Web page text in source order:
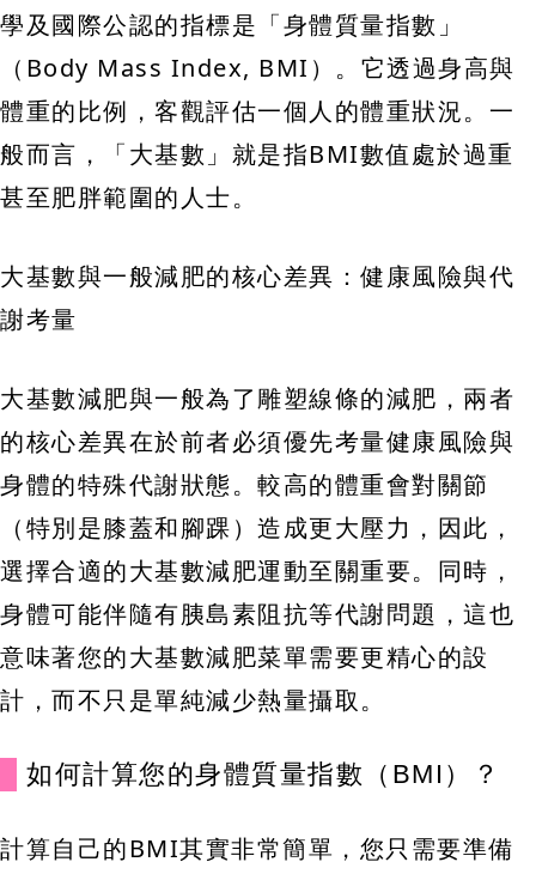
學及國際公認的指標是「身體質量指數」
（Body Mass Index, BMI）。它透過身高與
體重的比例，客觀評估一個人的體重狀況。一
般而言，「大基數」就是指BMI數值處於過重
甚至肥胖範圍的人士。
大基數與一般減肥的核心差異：健康風險與代
謝考量
大基數減肥與一般為了雕塑線條的減肥，兩者
的核心差異在於前者必須優先考量健康風險與
身體的特殊代謝狀態。較高的體重會對關節
（特別是膝蓋和腳踝）造成更大壓力，因此，
選擇合適的大基數減肥運動至關重要。同時，
身體可能伴隨有胰島素阻抗等代謝問題，這也
意味著您的大基數減肥菜單需要更精心的設
計，而不只是單純減少熱量攝取。
如何計算您的身體質量指數（BMI）？
計算自己的BMI其實非常簡單，您只需要準備